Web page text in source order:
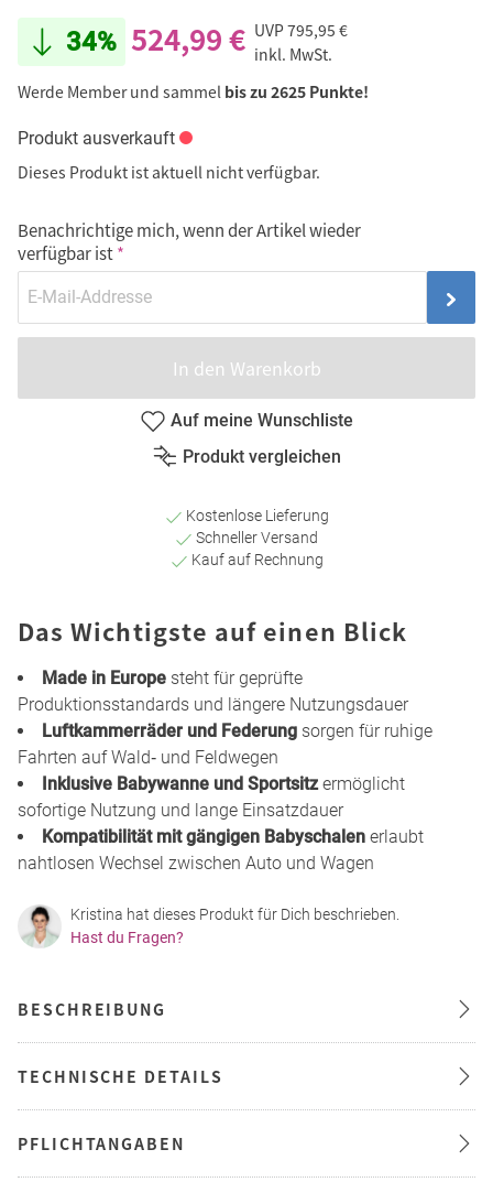
34% 524,99 € UVP795,95 €
inkl. MwSt.
Werde Member und sammel bis zu 2625 Punkte!
Produkt ausverkauft
Dieses Produkt ist aktuell nicht verfügbar.
Benachrichtige mich, wenn der Artikel wieder
verfügbar ist
In den Warenkorb
Auf meine Wunschliste
Produkt vergleichen
Kostenlose Lieferung
Schneller Versand
Kauf auf Rechnung
Das Wichtigste auf einen Blick
Made in Europe steht für geprüfte
Produktionsstandards und längere Nutzungsdauer
Luftkammerräder und Federung sorgen für ruhige
Fahrten auf Wald‑ und Feldwegen
Inklusive Babywanne und Sportsitzermöglicht
sofortige Nutzung und lange Einsatzdauer
Kompatibilität mit gängigen Babyschalen erlaubt
nahtlosen Wechsel zwischen Auto und Wagen
Kristina hat dieses Produkt für Dich beschrieben.
Hast du Fragen?
BESCHREIBUNG
TECHNISCHE DETAILS
PFLICHTANGABEN